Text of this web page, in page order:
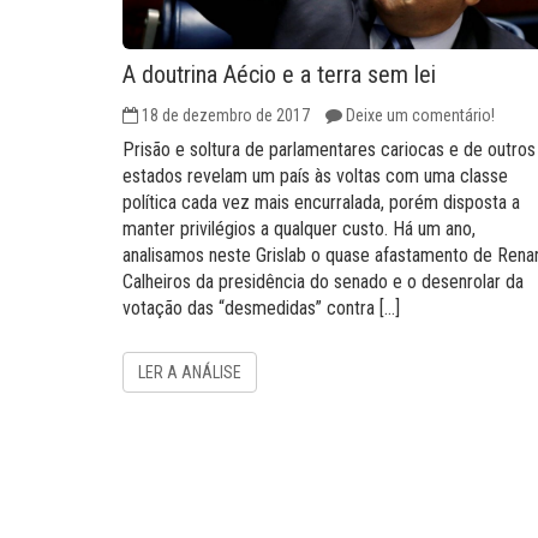
A doutrina Aécio e a terra sem lei
18 de dezembro de 2017 Deixe um comentário!
Prisão e soltura de parlamentares cariocas e de outros
estados revelam um país às voltas com uma classe
política cada vez mais encurralada, porém disposta a
manter privilégios a qualquer custo. Há um ano,
analisamos neste Grislab o quase afastamento de
Calheiros da presidência do senado e o desenrolar da
votação das “desmedidas” contra […]
LER A ANÁLISE